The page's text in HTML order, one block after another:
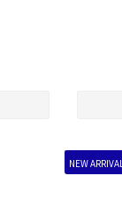
NEW ARRIVAL